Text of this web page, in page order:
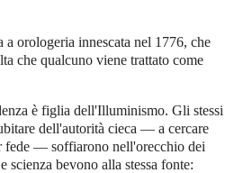
orologeria innescata nel 1776, che
che qualcuno viene trattato come
è figlia dell'Illuminismo. Gli stessi
dell'autorità cieca — a cercare
fede — soffiarono nell'orecchio dei
scienza bevono alla stessa fonte: